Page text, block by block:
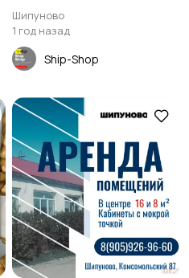
метра в наличии 6 шт
Шипуново
1 год назад
Ship-Shop